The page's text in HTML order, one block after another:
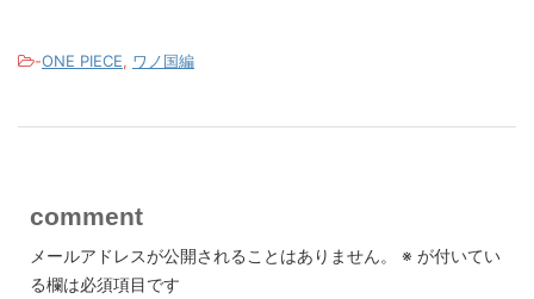
-ONE PIECE, ワノ国編
comment
メールアドレスが公開されることはありません。 ※ が付いてい
る欄は必須項目です